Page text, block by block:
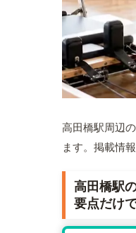
高田橋駅周辺
ます。掲載情
高田橋駅
要点だけ